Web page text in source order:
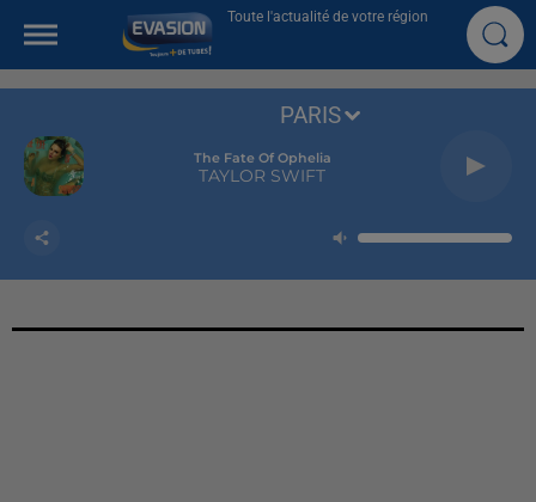
Toute l'actualité de votre région
The Fate Of Ophelia
TAYLOR SWIFT
PARIS